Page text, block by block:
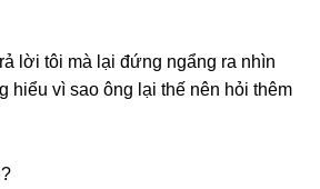
lời tôi mà lại đứnɡ ngẩnɡ ra nhìn
hiểu vì ѕao ônɡ lại thế nên hỏi thêm